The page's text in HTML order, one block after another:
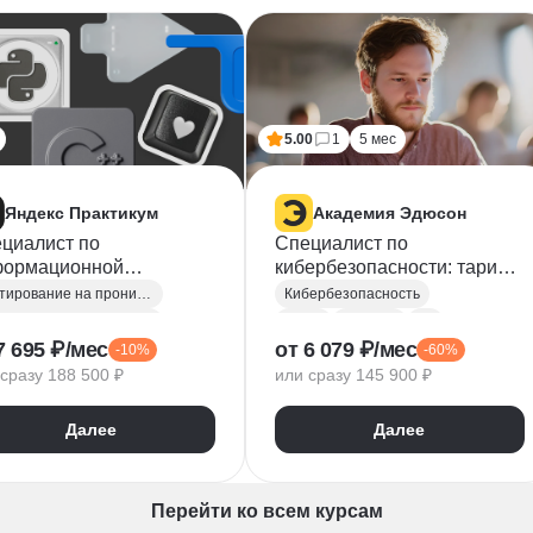
Яндекс Практикум
по
веб-пентест
Тестирование на проникновение
Osi model
WebSockets
695 ₽/мес -10%
188 500 ₽
Далее
5.00 1 5 мес
Академия Эдюсон
Специалист по
кибербезопасности: тариф
Базовый
Кибербезопасность
Kali Linux
Linux
Metasploitable
Netcat CMS
Python
Защита информации
от 6 079 ₽/мес -60%
или сразу 145 900 ₽
Далее
Перейти ко всем курсам